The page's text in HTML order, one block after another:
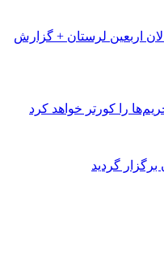
اربعین لرستان + گزارش
را کورتر خواهد کرد
گردید